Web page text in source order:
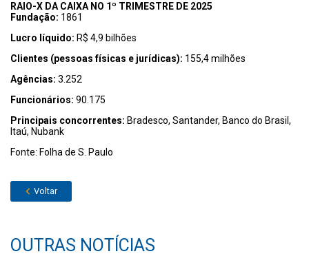
RAIO-X DA CAIXA NO 1º TRIMESTRE DE 2025
Fundação: 1861
Lucro líquido: R$ 4,9 bilhões
Clientes (pessoas físicas e jurídicas): 155,4 milhões
Agências: 3.252
Funcionários: 90.175
Principais concorrentes: Bradesco, Santander, Banco do Brasil,
Itaú, Nubank
Fonte: Folha de S. Paulo
Voltar
OUTRAS NOTÍCIAS